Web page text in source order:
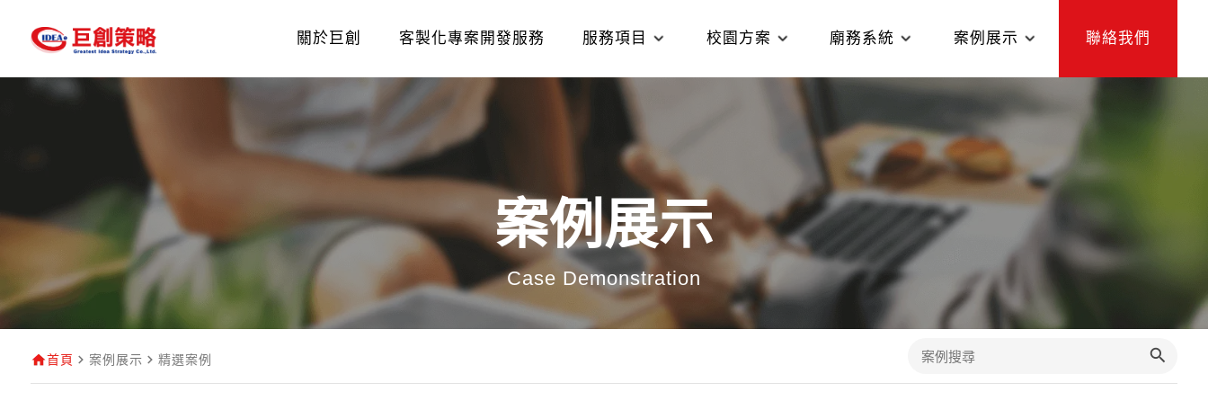
關於巨創 客製化專案開發服務 服務項目 校園方案 廟務系統 案例展示 聯絡我們
案例展示
Case Demonstration
首頁 案例展示 精選案例